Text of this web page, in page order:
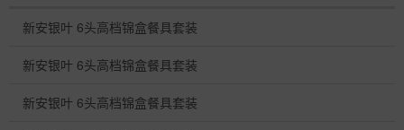
新安银叶 6头高档锦盒餐具套装
新安银叶 6头高档锦盒餐具套装
新安银叶 6头高档锦盒餐具套装